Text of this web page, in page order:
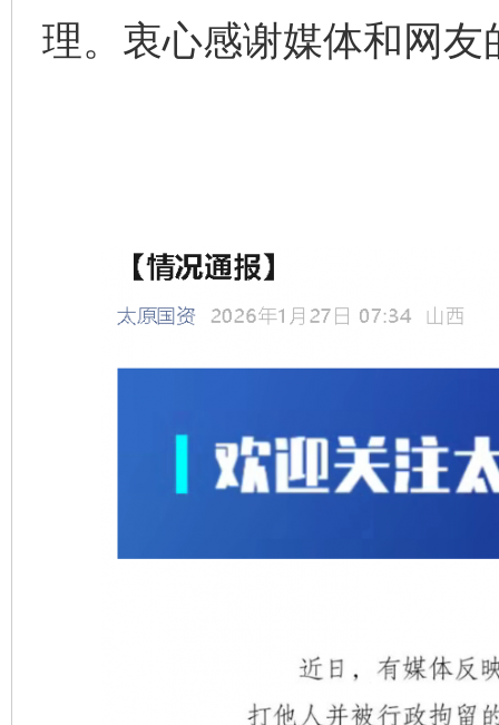
理。衷心感谢媒体和网友